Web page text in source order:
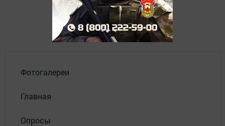
Фотогалереи
Главная
Опросы